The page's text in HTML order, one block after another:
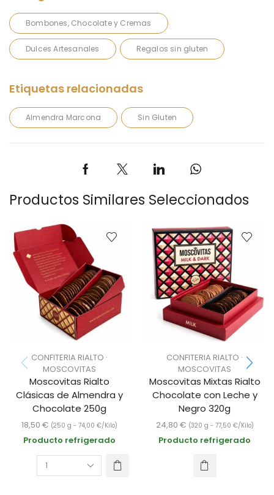
Bombones, Chocolate y Cremas
Dulces Artesanales Regalos sin gluten
Almendra Marcona Sin Gluten
Productos Similares Seleccionados
CONFITERIA RIALTO ·
MOSCOVITAS
Moscovitas Rialto
Clásicas de Almendra y
Chocolate 250g
18,50 € (250 g - 74,00 €/Kilo)
Producto refrigerado
CONFITERIA RIALTO ·
MOSCOVITAS
Moscovitas Mixtas Rialto
Chocolate con Leche y
Negro 320g
24,80 € (320 g - 77,50 €/Kilo)
Producto refrigerado